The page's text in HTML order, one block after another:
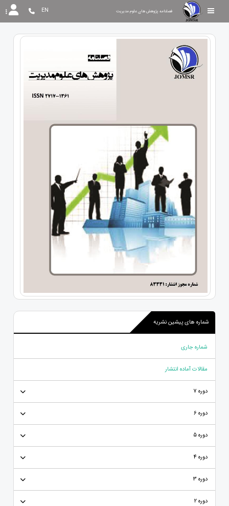
فصلنامه پژوهش های علوم مدیریت EN
شماره های پیشین نشریه
شماره جاری
مقالات آماده انتشار
دوره 7
دوره 6
دوره 5
دوره 4
دوره 3
دوره 2